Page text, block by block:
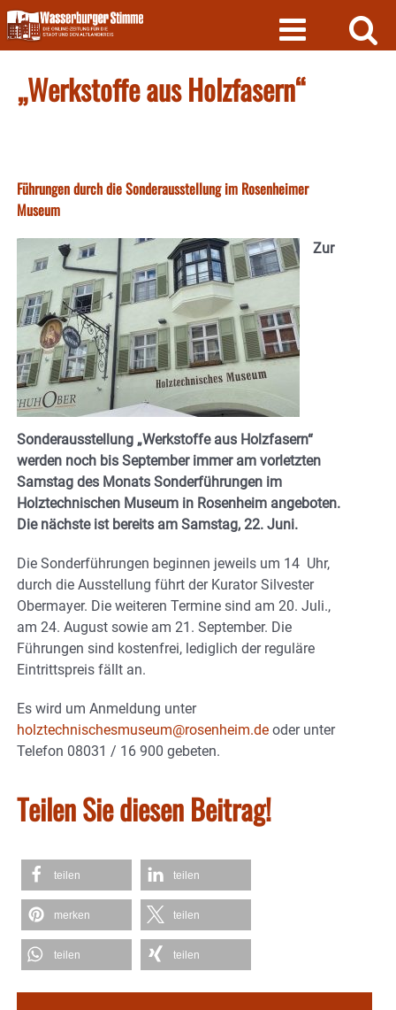
Skip
to
content
„Werkstoffe aus Holzfasern“
Führungen durch die Sonderausstellung im Rosenheimer
Museum
Zur
Sonderausstellung „Werkstoffe aus Holzfasern“
werden noch bis September immer am vorletzten
Samstag des Monats Sonderführungen im
Holztechnischen Museum in Rosenheim angeboten.
Die nächste ist bereits am Samstag, 22. Juni.
Die Sonderführungen beginnen jeweils um 14 Uhr,
durch die Ausstellung führt der Kurator Silvester
Obermayer. Die weiteren Termine sind am 20. Juli.,
am 24. August sowie am 21. September. Die
Führungen sind kostenfrei, lediglich der reguläre
Eintrittspreis fällt an.
Es wird um Anmeldung unter
holztechnischesmuseum@rosenheim.de oder unter
Telefon 08031 / 16 900 gebeten.
Teilen Sie diesen Beitrag!
teilen teilen
merken teilen
teilen teilen